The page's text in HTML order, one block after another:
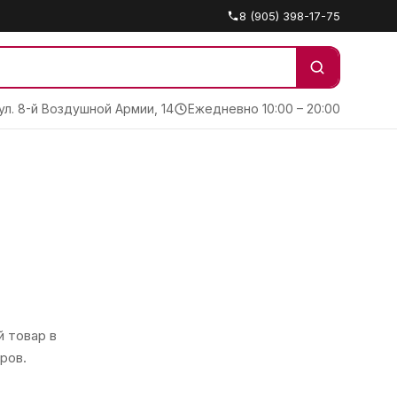
8 (905) 398-17-75
8-й Воздушной Армии, 14 Ежедневно 10:00 – 20:00
товар в